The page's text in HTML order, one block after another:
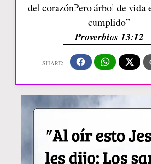
del corazónPero árbol de vida
cumplido”
Proverbios 13:12